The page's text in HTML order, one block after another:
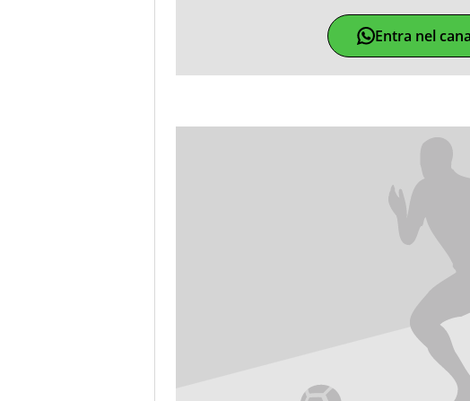
Entra nel